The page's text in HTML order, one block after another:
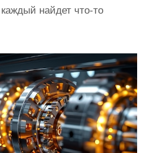
найдет что-то